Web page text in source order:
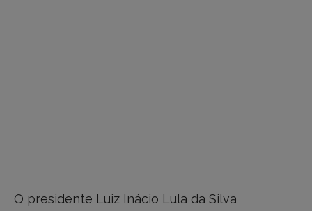
O presidente Luiz Inácio Lula da Silva